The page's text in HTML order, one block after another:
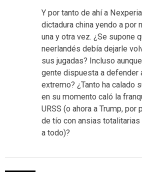
Y por tanto de ahí a
dictadura china yendo a por
una y otra vez. ¿Se supone
neerlandés debía dejarle
sus jugadas? Incluso
gente dispuesta a defender
extremo? ¿Tanto ha calado
en su momento caló la
URSS (o ahora a Trump,
de tío con ansias
a todo)?